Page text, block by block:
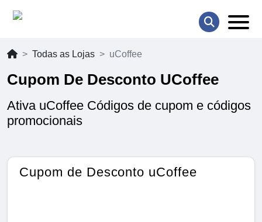
Todas as Lojas uCoffee
Cupom De Desconto UCoffee
Ativa uCoffee Códigos de cupom e códigos
promocionais
Cupom de Desconto uCoffee